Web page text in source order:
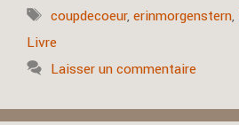
Étiquettes
coupdecoeur,erinmorgenstern,
Livre
Laisser un commentaire